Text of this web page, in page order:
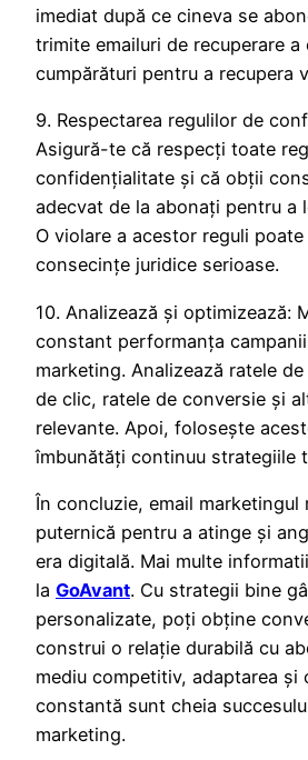
imediat după ce cineva se
trimite emailuri de recuperare a
cumpărături pentru a recupera
9. Respectarea regulilor de
Asigură-te că respecți toate
confidențialitate și că obții
adecvat de la abonați pentru a
O violare a acestor reguli poate
consecințe juridice serioase.
10. Analizează și optimizează:
constant performanța
marketing. Analizează ratele
de clic, ratele de conversie și
relevante. Apoi, folosește
îmbunătăți continuu strategiile
În concluzie, email marketingul
puternică pentru a atinge și
era digitală. Mai multe
la GoAvant. Cu strategii bine
personalizate, poți obține
construi o relație durabilă cu
mediu competitiv, adaptarea și
constantă sunt cheia
marketing.